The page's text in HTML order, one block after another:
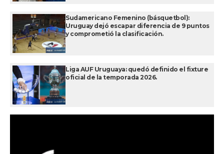
Sudamericano Femenino (básquetbol):
Uruguay dejó escapar diferencia de 9 puntos
y comprometió la clasificación.
Liga AUF Uruguaya: quedó definido el fixture
oficial de la temporada 2026.